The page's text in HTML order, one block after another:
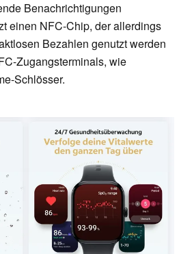
Benachrichtigungen
einen NFC-Chip, der allerdings
Bezahlen genutzt werden
Zugangsterminals, wie
Schlösser.